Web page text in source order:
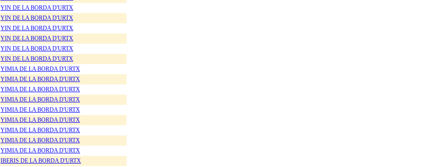
YIN DE LA BORDA D'URTX
YIN DE LA BORDA D'URTX
YIN DE LA BORDA D'URTX
YIN DE LA BORDA D'URTX
YIN DE LA BORDA D'URTX
YIN DE LA BORDA D'URTX
YIMIA DE LA BORDA D'URTX
YIMIA DE LA BORDA D'URTX
YIMIA DE LA BORDA D'URTX
YIMIA DE LA BORDA D'URTX
YIMIA DE LA BORDA D'URTX
YIMIA DE LA BORDA D'URTX
YIMIA DE LA BORDA D'URTX
YIMIA DE LA BORDA D'URTX
YIMIA DE LA BORDA D'URTX
IBERIS DE LA BORDA D'URTX